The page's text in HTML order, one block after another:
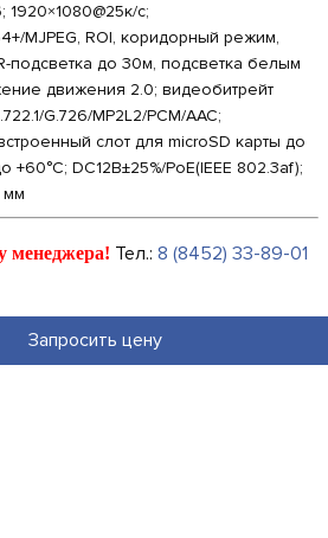
1920×1080@25к/с;
MJPEG, ROI, коридорный режим,
подсветка до 30м, подсветка белым
движения 2.0; видеобитрейт
G.726/MP2L2/PCM/AAC;
слот для microSD карты до
+60°C; DC12В±25%/PoE(IEEE 802.3af);
мм
менеджера! Тел.: 8 (8452) 33-89-01
Запросить цену